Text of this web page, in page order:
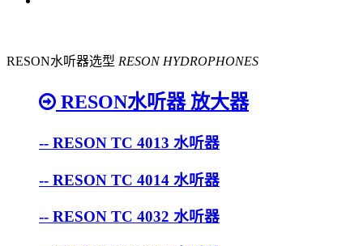
RESON水听器选型 RESON HYDROPHONES
RESON水听器 放大器
-- RESON TC 4013 水听器
-- RESON TC 4014 水听器
-- RESON TC 4032 水听器